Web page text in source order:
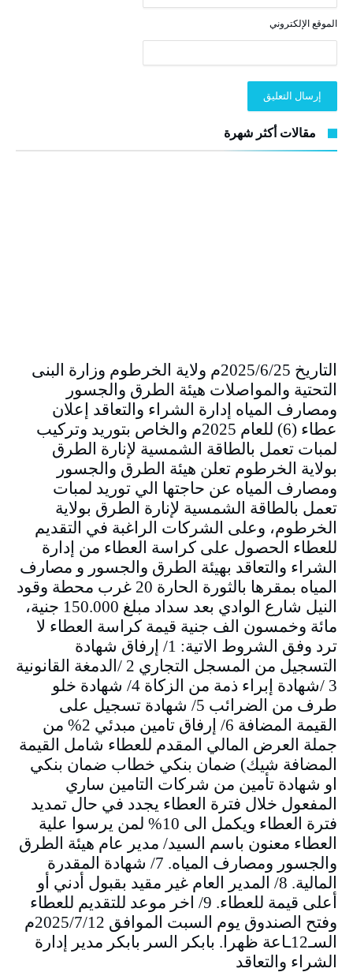
الموقع الإلكتروني
مقالات أكثر شهرة
التاريخ 2025/6/25م ولاية الخرطوم وزارة البنى
التحتية والمواصلات هيئة الطرق والجسور
ومصارف المياه إدارة الشراء والتعاقد إعلان
عطاء (6) للعام 2025م والخاص بتوريد وتركيب
لمبات تعمل بالطاقة الشمسية لإنارة الطرق
بولاية الخرطوم تعلن هيئة الطرق والجسور
ومصارف المياه عن حاجتها الي توريد لمبات
تعمل بالطاقة الشمسية لإنارة الطرق بولاية
الخرطوم، وعلى الشركات الراغبة في التقديم
للعطاء الحصول على كراسة العطاء من إدارة
الشراء والتعاقد بهيئة الطرق والجسور و مصارف
المياه بمقرها بالثورة الحارة 20 غرب محطة وقود
النيل شارع الوادي بعد سداد مبلغ 150.000 جنية،
مائة وخمسون الف جنية قيمة كراسة العطاء لا
ترد وفق الشروط الاتية: 1/ إرفاق شهادة
التسجيل من المسجل التجاري 2 /الدمغة القانونية
3 /شهادة إبراء ذمة من الزكاة 4/ شهادة خلو
طرف من الضرائب 5/ شهادة تسجيل على
القيمة المضافة 6/ إرفاق تامين مبدئي 2% من
جملة العرض المالي المقدم للعطاء شامل القيمة
المضافة شيك) ضمان بنكي خطاب ضمان بنكي
او شهادة تأمين من شركات التامين ساري
المفعول خلال فترة العطاء يجدد في حال تمديد
فترة العطاء ويكمل الى 10% لمن يرسوا علية
العطاء معنون باسم السيد/ مدير عام هيئة الطرق
والجسور ومصارف المياه. 7/ شهادة المقدرة
المالية. 8/ المدير العام غير مقيد بقبول أدني أو
أعلى قيمة للعطاء. 9/ اخر موعد للتقديم للعطاء
وفتح الصندوق يوم السبت الموافق 2025/7/12م
السـ12ـاعة ظهرا. بابكر السر بابكر مدير إدارة
الشراء والتعاقد